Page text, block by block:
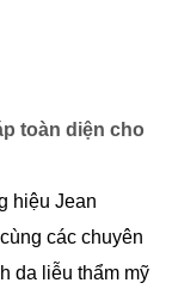
toàn diện cho
hiệu Jean
các chuyên
da liễu thẩm mỹ